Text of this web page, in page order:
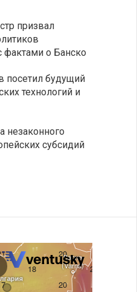
призвал
фактами о Банско
посетил будущий
технологий и
незаконного
субсидий